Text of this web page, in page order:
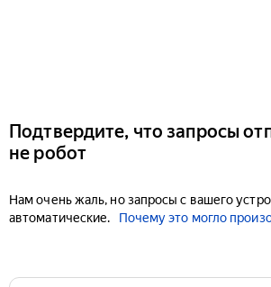
Подтвердите, что запросы
не робот
Нам очень жаль, но запросы с вашего
автоматические.
Почему это могло